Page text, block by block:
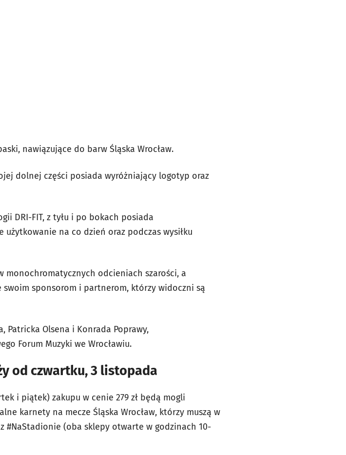
nawiązujące do barw Śląska Wrocław.
dolnej części posiada wyróżniający logotyp oraz
DRI-FIT, z tyłu i po bokach posiada
na co dzień oraz podczas wysiłku
odcieniach szarości, a
sponsorom i partnerom, którzy widoczni są
Patricka Olsena i Konrada Poprawy,
Forum Muzyki we Wrocławiu.
od czwartku, 3 listopada
i piątek) zakupu w cenie 279 zł będą mogli
karnety na mecze Śląska Wrocław, którzy muszą w
#NaStadionie (oba sklepy otwarte w godzinach 10-